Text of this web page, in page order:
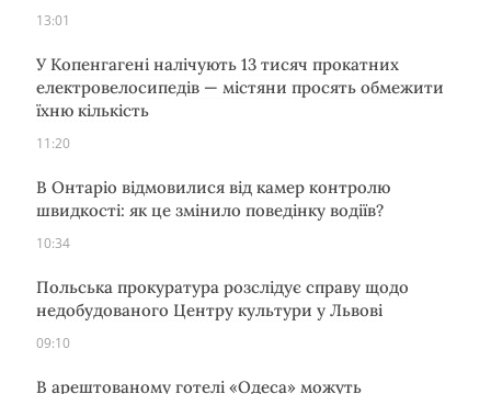
13:01
У Копенгагені налічують 13 тисяч прокатних
електровелосипедів — містяни просять обмежити
їхню кількість
11:20
В Онтаріо відмовилися від камер контролю
швидкості: як це змінило поведінку водіїв?
10:34
Польська прокуратура розслідує справу щодо
недобудованого Центру культури у Львові
09:10
В арештованому готелі «Одеса» можуть